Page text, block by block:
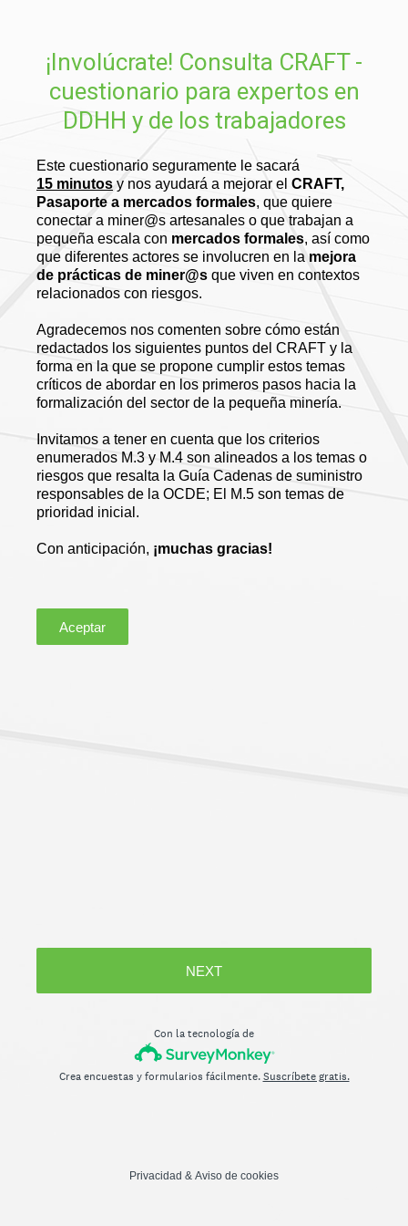
¡Involúcrate! Consulta CRAFT -
cuestionario para expertos en
DDHH y de los trabajadores
Este cuestionario seguramente le sacará
15 minutos y nos ayudará a mejorar el CRAFT,
Pasaporte a mercados formales, que quiere
conectar a miner@s artesanales o que trabajan a
pequeña escala con mercados formales, así como
que diferentes actores se involucren en la mejora
de prácticas de miner@s que viven en contextos
relacionados con riesgos.
Agradecemos nos comenten sobre cómo están
redactados los siguientes puntos del CRAFT y la
forma en la que se propone cumplir estos temas
críticos de abordar en los primeros pasos hacia la
formalización del sector de la pequeña minería.
Invitamos a tener en cuenta que los criterios
enumerados M.3 y M.4 son alineados a los temas o
riesgos que resalta la Guía Cadenas de suministro
responsables de la OCDE; El M.5 son temas de
prioridad inicial.
Con anticipación, ¡muchas gracias!
Aceptar
NEXT
Con la tecnología de
Crea encuestas y formularios fácilmente.Suscríbete gratis.
Privacidad & Aviso de cookies